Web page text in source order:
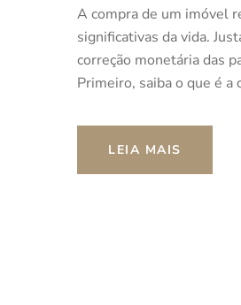
A compra de um imóvel
significativas da vida.
correção monetária das
Primeiro, saiba o que é
LEIA MAIS